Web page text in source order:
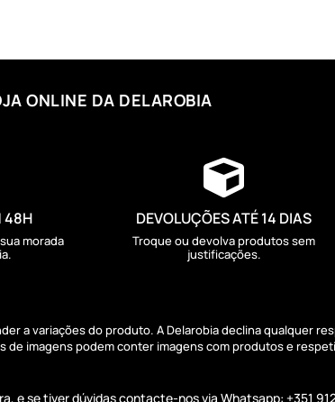
ONLINE DA DELAROBIA
48H
morada

DEVOLUÇÕES ATÉ 14 DIAS
Troque ou devolva produtos sem
justificações.
a variações do produto. A Delarobia declina qualquer
imagens podem conter imagens com produtos e
e se tiver dúvidas contacte-nos via Whatsapp: +351